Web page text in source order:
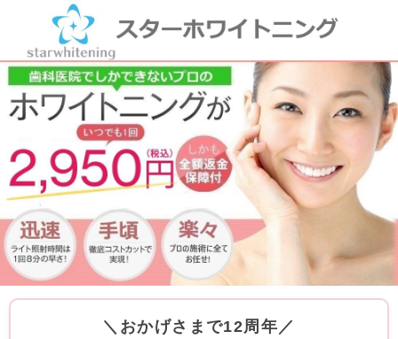
歯科医院のホワイトニング 1回2,950円｜スターホワイトニング
＼ おかげさまで12周年 ／